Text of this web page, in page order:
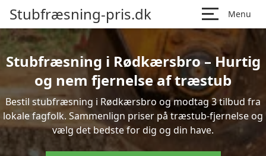
Stubfræsning-pris.dk Menu
Stubfræsning i Rødkærsbro – Hurtig
og nem fjernelse af træstub
Bestil stubfræsning i Rødkærsbro og modtag 3 tilbud fra
lokale fagfolk. Sammenlign priser på træstub-fjernelse og
vælg det bedste for dig og din have.